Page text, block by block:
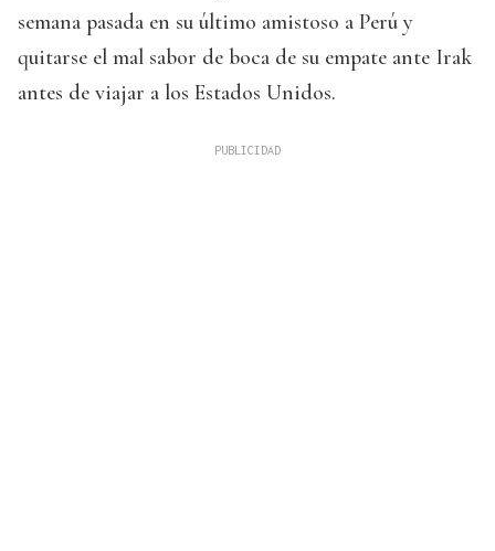
semana pasada en su último amistoso a Perú y
quitarse el mal sabor de boca de su empate ante Irak
antes de viajar a los Estados Unidos.